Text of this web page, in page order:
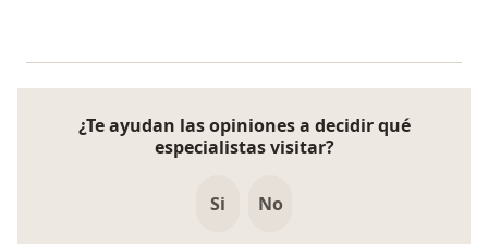
¿Te ayudan las opiniones a decidir qué
especialistas visitar?
Si No